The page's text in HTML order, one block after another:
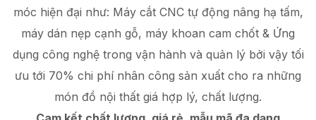
móc hiện đại như: Máy cắt CNC tự động nâng hạ tấm,
máy dán nẹp cạnh gỗ, máy khoan cam chốt & Ứng
dụng công nghệ trong vận hành và quản lý bởi vậy tối
ưu tới 70% chi phí nhân công sản xuất cho ra những
món đồ nội thất giá hợp lý, chất lượng.